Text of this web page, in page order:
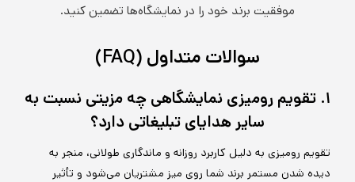
موفقیت برند خود را در نمایشگاه‌ها تضمین کنید.
سوالات متداول (FAQ)
۱. تقویم رومیزی نمایشگاهی چه مزیتی نسبت به
سایر هدایای تبلیغاتی دارد؟
تقویم رومیزی به دلیل کاربرد روزانه و ماندگاری طولانی، منجر به
دیده شدن مستمر برند شما روی میز مشتریان می‌شود و تأثیر